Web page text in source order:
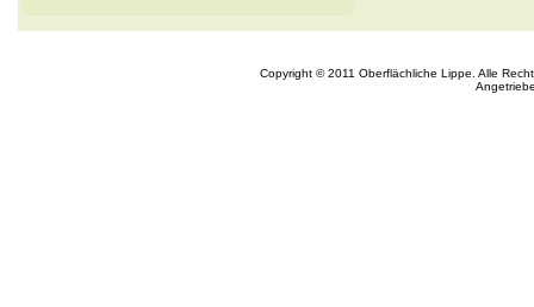
Copyright © 2011 Oberflächliche Lippe. Alle